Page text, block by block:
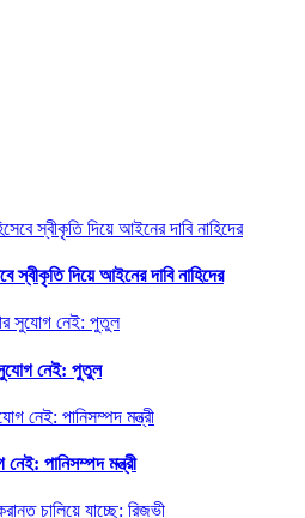
স্বীকৃতি দিয়ে আইনের দাবি নাহিদের
সুযোগ নেই: পুতুল
পানিসম্পদ মন্ত্রী